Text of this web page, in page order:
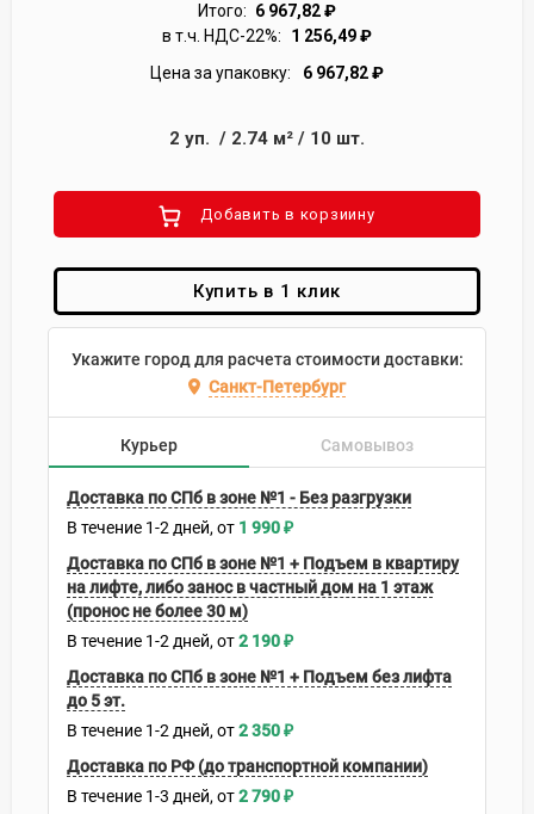
Итого: 6 967,82₽
в т.ч. НДС-22%:
1 256,49₽
Цена за упаковку:
6 967,82₽
2 уп. / 2.74 м² / 10 шт.
Добавить в корзиину
Купить в 1 клик
Укажите город для расчета стоимости доставки:
Санкт-Петербург
Курьер Самовывоз
Доставка по СПб в зоне №1 - Без разгрузки
В течение 1-2 дней 1 990₽
Доставка по СПб в зоне №1 + Подъем в квартиру
на лифте, либо занос в частный дом на 1 этаж
(пронос не более 30 м)
В течение 1-2 дней 2 190₽
Доставка по СПб в зоне №1 + Подъем без лифта
до 5 эт.
В течение 1-2 дней 2 350₽
Доставка по РФ (до транспортной компании)
В течение 1-3 дней 2 790₽